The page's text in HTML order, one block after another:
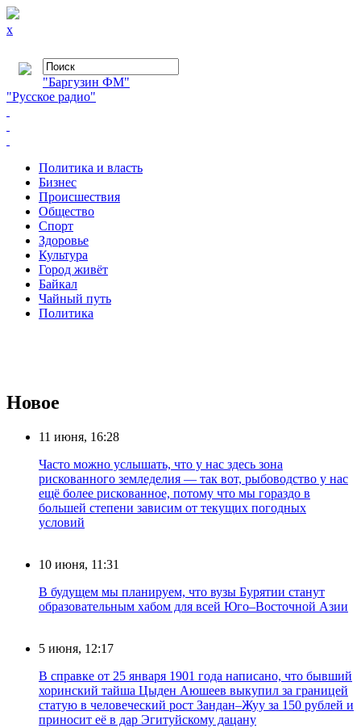
x
"Баргузин ФМ"
"Русское радио"
Политика и власть
Бизнес
Происшествия
Общество
Cпорт
Здоровье
Культура
Город живёт
Байкал
Чайный путь
Политика
Новое
11 июня, 16:28
Часто можно услышать, что у нас здесь зона
рискованного земледелия — так вот, рыбоводство у нас
ещё более рискованное, потому что мы гораздо в
большей степени зависим от текущих погодных
условий
10 июня, 11:31
В будущем мы планируем, что вузы Бурятии станут
образовательным хабом для всей Юго–Восточной Азии
5 июня, 12:17
В справке от 25 января 1901 года написано, что бывший
хоринский тайша Цыден Аюшеев выкупил за границей
статую в человеческий рост Зандан–Жуу за 150 рублей и
приносит её в дар Эгитуйскому дацану